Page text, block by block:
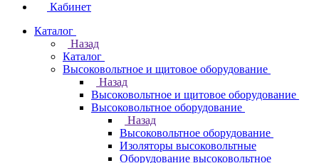
Кабинет
Каталог
Назад
Каталог
Высоковольтное и щитовое оборудование
Назад
Высоковольтное и щитовое оборудование
Высоковольтное оборудование
Назад
Высоковольтное оборудование
Изоляторы высоковольтные
Оборудование высоковольтное